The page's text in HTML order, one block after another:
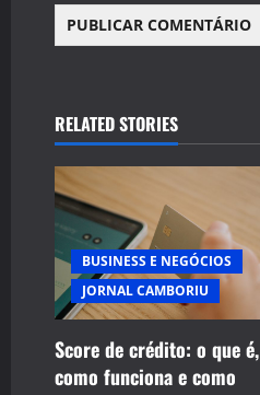
RELATED STORIES
BUSINESS E NEGÓCIOS
JORNAL CAMBORIU
Score de crédito: o que é,
como funciona e como